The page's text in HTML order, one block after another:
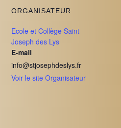
ORGANISATEUR
Ecole et Collège Saint
Joseph des Lys
E-mail
info@stjosephdeslys.fr
Voir le site Organisateur